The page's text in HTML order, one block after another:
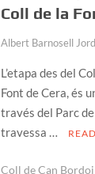
Coll de la
Albert Barnosell
L’etapa des del
Font de Cera, és
través del Parc
travessa …
Coll de Can Bordoi